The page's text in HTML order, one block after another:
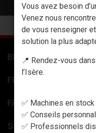
BENNES 3 PTS
FENDEUSES À BOIS
FAGOTEUSES DE
SCIES CIRCULAIRES
Vous avez besoin
Venez nous
de vous renseigner
solution la plus
📍 Rendez-vous
l’Isère.
✅ Machines en stock
✅ Conseils
✅ Professionnels